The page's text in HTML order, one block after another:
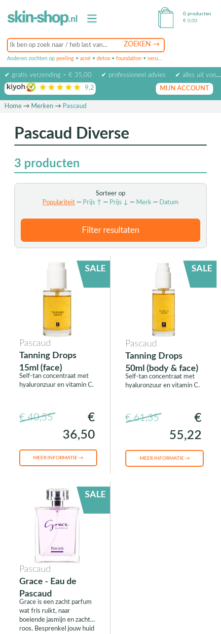
Anderen zochten op peeling • acné • detox • foundation • serum
0 producten
€ 0,00
✔ gratis verzending > € 35,00 ✔ professioneel advies
✔ alles uit voorraad leverbaar
9,2 op basis van beoordelingen
MIJN ACCOUNT
Home→ Merken→ Pascaud
Pascaud Diverse
3 producten
Sorteer op
Populariteit— Prijs ↑ — Prijs ↓ — Merk— Datum
Filter resultaten
SALE
Pascaud
Tanning Drops
15ml (face)
Self-tan concentraat met
hyaluronzuur en vitamin C.
€ 40,55
€
36,50
MEER INFORMATIE →
SALE
Pascaud
Tanning Drops
50ml (body & face)
Self-tan concentraat met
hyaluronzuur en vitamin C.
€ 61,35
€
55,22
MEER INFORMATIE →
SALE
Pascaud
Grace - Eau de
Pascaud
Grace is een zacht parfum
wat fris ruikt, naar
boeiende jasmijn en zachte
roos. Besprenkel jouw huid